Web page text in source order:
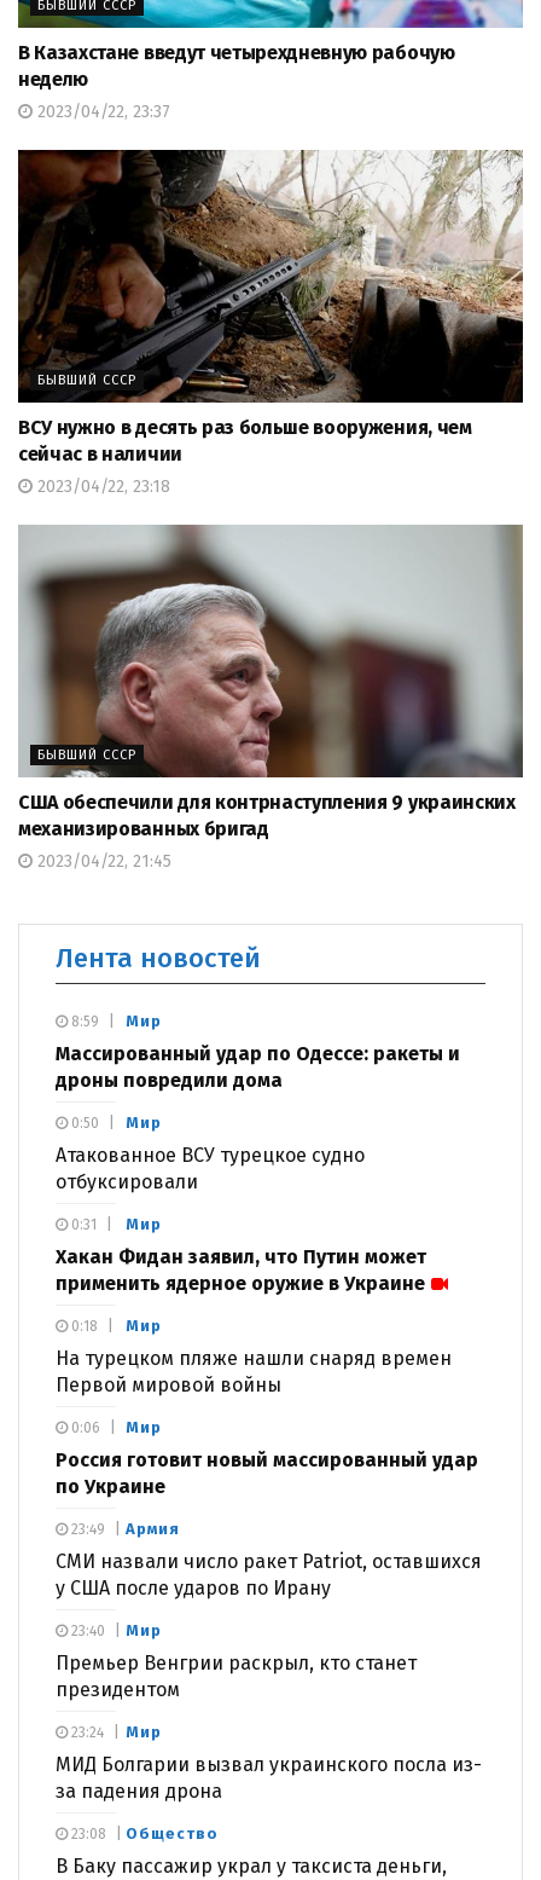
БЫВШИЙ СССР
В Казахстане введут четырехдневную рабочую
неделю
2023/04/22, 23:37
БЫВШИЙ СССР
ВСУ нужно в десять раз больше вооружения, чем
сейчас в наличии
2023/04/22, 23:18
БЫВШИЙ СССР
США обеспечили для контрнаступления 9 украинских
механизированных бригад
2023/04/22, 21:45
Лента новостей
Мир
Массированный удар по Одессе: ракеты и
дроны повредили дома
8:59
Мир
Атакованное ВСУ турецкое судно
отбуксировали
0:50
Мир
Хакан Фидан заявил, что Путин может
применить ядерное оружие в Украине
0:31
Мир
На турецком пляже нашли снаряд времен
Первой мировой войны
0:18
Мир
Россия готовит новый массированный удар
по Украине
0:06
Армия
СМИ назвали число ракет Patriot, оставшихся
у США после ударов по Ирану
23:49
Мир
Премьер Венгрии раскрыл, кто станет
президентом
23:40
Мир
МИД Болгарии вызвал украинского посла из-
за падения дрона
23:24
Общество
В Баку пассажир украл у таксиста деньги,
23:08